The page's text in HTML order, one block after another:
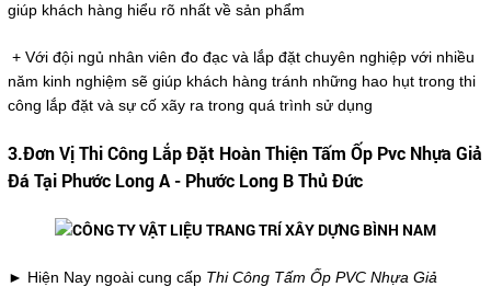
giúp khách hàng hiểu rõ nhất về sản phẩm
+ Với đội ngủ nhân viên đo đạc và lắp đặt chuyên nghiệp với nhiều
năm kinh nghiệm sẽ giúp khách hàng tránh những hao hụt trong thi
công lắp đặt và sự cố xãy ra trong quá trình sử dụng
3.Đơn Vị Thi Công Lắp Đặt Hoàn Thiện Tấm Ốp Pvc Nhựa Giả
Đá Tại Phước Long A - Phước Long B Thủ Đức
► Hiện Nay ngoài cung cấp Thi Công Tấm Ốp PVC Nhựa Giả